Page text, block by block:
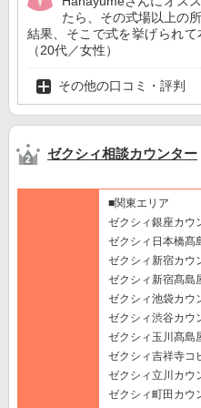
たら、その式場以上の
結果、そこで式を挙げられて
（20代／女性）
その他の口コミ・評判
ゼクシィ相談カウンター
■関東エリア
ゼクシィ銀座カウ
ゼクシィ日本橋髙
ゼクシィ新宿カウ
ゼクシィ新宿髙島
ゼクシィ池袋カウ
ゼクシィ渋谷カウ
ゼクシィ玉川髙島
ゼクシィ吉祥寺コ
ゼクシィ立川カウ
ゼクシィ町田カウ